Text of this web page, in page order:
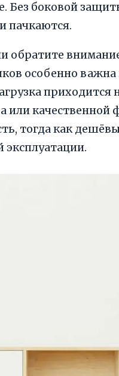
Без боковой
пачкаются.
обратите
особенно важна
приходится
или
тогда как